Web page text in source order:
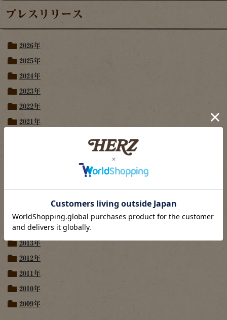
プレスリリース
2026年
2025年
2024年
2023年
2022年
2021年
2015年
2014年
2013年
2012年
2011年
2010年
2009年